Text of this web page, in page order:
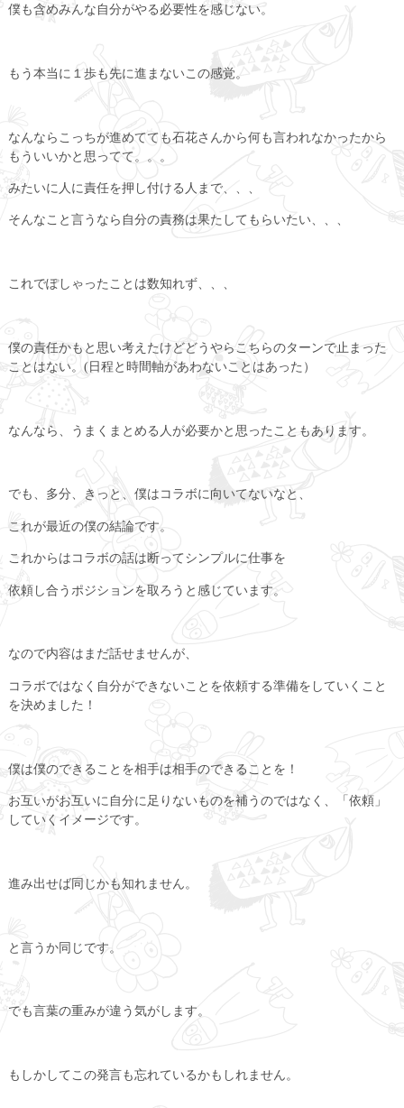
僕も含めみんな自分がやる必要性を感じない。
もう本当に１歩も先に進まないこの感覚。
なんならこっちが進めてても石花さんから何も言われなかったから
もういいかと思ってて。。。
みたいに人に責任を押し付ける人まで、、、
そんなこと言うなら自分の責務は果たしてもらいたい、、、
これでぽしゃったことは数知れず、、、
僕の責任かもと思い考えたけどどうやらこちらのターンで止まった
ことはない。(日程と時間軸があわないことはあった）
なんなら、うまくまとめる人が必要かと思ったこともあります。
でも、多分、きっと、僕はコラボに向いてないなと、
これが最近の僕の結論です。
これからはコラボの話は断ってシンプルに仕事を
依頼し合うポジションを取ろうと感じています。
なので内容はまだ話せませんが、
コラボではなく自分ができないことを依頼する準備をしていくこと
を決めました！
僕は僕のできることを相手は相手のできることを！
お互いがお互いに自分に足りないものを補うのではなく、「依頼」
していくイメージです。
進み出せば同じかも知れません。
と言うか同じです。
でも言葉の重みが違う気がします。
もしかしてこの発言も忘れているかもしれません。